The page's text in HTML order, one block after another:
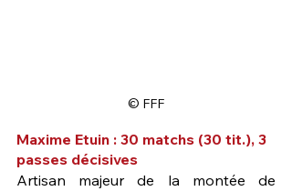
© FFF
Maxime Etuin : 30 matchs (30 tit.), 3
passes décisives
Artisan majeur de la montée de